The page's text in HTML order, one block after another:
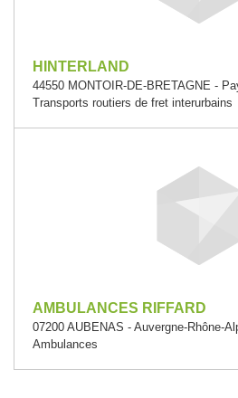
HINTERLAND
44550 MONTOIR-DE-BRETAGNE -
Transports routiers de fret interurbains
AMBULANCES RIFFARD
07200 AUBENAS - Auvergne-Rhône-
Ambulances